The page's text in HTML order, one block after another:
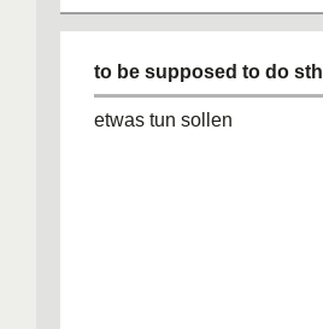
to be supposed to do sth
etwas tun sollen